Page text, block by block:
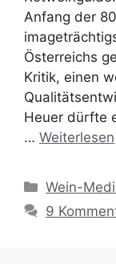
Anfang der
Österreichs
Kritik, einen
Heuer dürfte
… Weiterlesen
Kategorien
Wein-
9